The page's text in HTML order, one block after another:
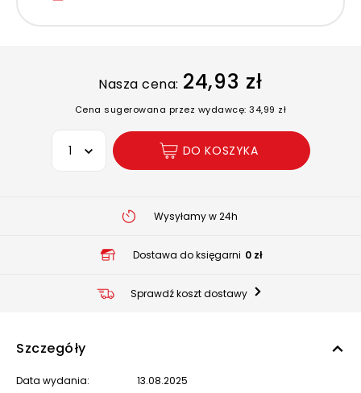
Nasza cena: 24,93 zł
Cena sugerowana przez wydawcę: 34,99 zł
Wybierz opcję
DO KOSZYKA
Wysyłamy w 24h
Dostawa do księgarni 0 zł
Sprawdź koszt dostawy
Szczegóły
Data wydania: 13.08.2025